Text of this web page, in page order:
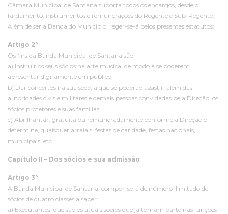
Câmara Municipal de Santana suporta todos os encargos, desde o
fardamento, instrumentos e remunerações do Regente e Sub-Regente.
Além de ser a Banda do Município, reger-se-á pelos presentes estatutos:
Artigo 2º
Os fins da Banda Municipal de Santana são:
a) Instruir os seus sócios na arte musical de modo a se poderem
apresentar dignamente em público;
b) Dar concertos na sua sede, a que só poderão assistir, além das
autoridades civis e militares e demais pessoas convidadas pela Direção, os
sócios protetores e suas famílias;
c) Abrilhantar, gratuita ou remuneradamente conforme a Direção o
determine, quaisquer arraiais, festas de caridade, festas nacionais,
municipais, etc.
Capítulo II – Dos sócios e sua admissão
Artigo 3º
A Banda Municipal de Santana, compor-se-á de número ilimitado de
sócios de quatro classes a saber:
a) Executantes, que são os atuais sócios que já tomam parte nas funções